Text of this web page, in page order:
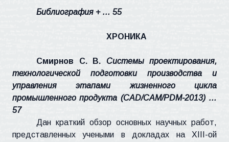
Библиография + … 55
ХРОНИКА
Смирнов С. В. Системы проектирования,
технологической подготовки производства и
управления этапами жизненного цикла
промышленного продукта (CAD/CAM/PDM-2013) …
57
Дан краткий обзор основных научных работ,
представленных учеными в докладах на XIII-ой